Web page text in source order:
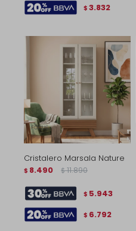
$ 3.832
Cristalero Marsala Nature
$ 8.490 $ 11.890
$ 5.943
$ 6.792